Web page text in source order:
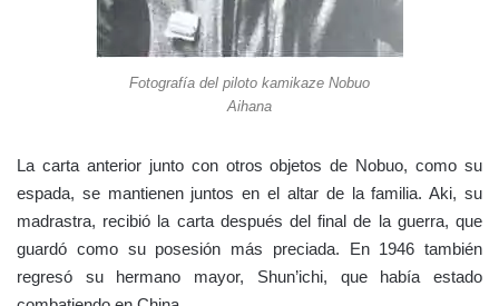
Fotografía del piloto kamikaze Nobuo
Aihana
La carta anterior junto con otros objetos de Nobuo, como su
espada, se mantienen juntos en el altar de la familia. Aki, su
madrastra, recibió la carta después del final de la guerra, que
guardó como su posesión más preciada. En 1946 también
regresó su hermano mayor, Shun’ichi, que había estado